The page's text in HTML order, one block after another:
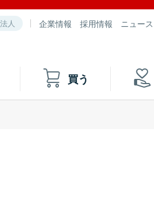
法人 企業情報 採用情報 ニュー
買う